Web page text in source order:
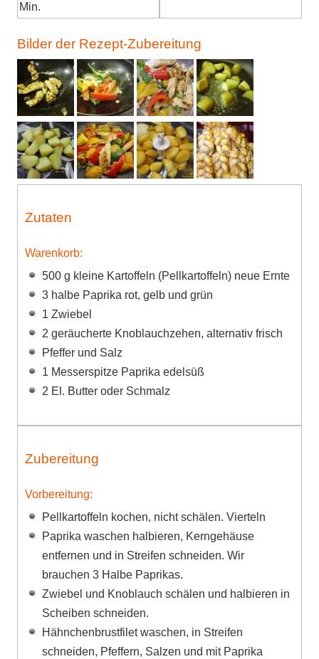
Min.
Bilder der Rezept-Zubereitung
Zutaten
Warenkorb:
500 g kleine Kartoffeln (Pellkartoffeln) neue Ernte
3 halbe Paprika rot, gelb und grün
1 Zwiebel
2 geräucherte Knoblauchzehen, alternativ frisch
Pfeffer und Salz
1 Messerspitze Paprika edelsüß
2 El. Butter oder Schmalz
Zubereitung
Vorbereitung:
Pellkartoffeln kochen, nicht schälen. Vierteln
Paprika waschen halbieren, Kerngehäuse
entfernen und in Streifen schneiden. Wir
brauchen 3 Halbe Paprikas.
Zwiebel und Knoblauch schälen und halbieren in
Scheiben schneiden.
Hähnchenbrustfilet waschen, in Streifen
schneiden, Pfeffern, Salzen und mit Paprika